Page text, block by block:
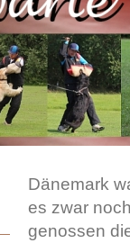
Dänemark
es zwar
genossen